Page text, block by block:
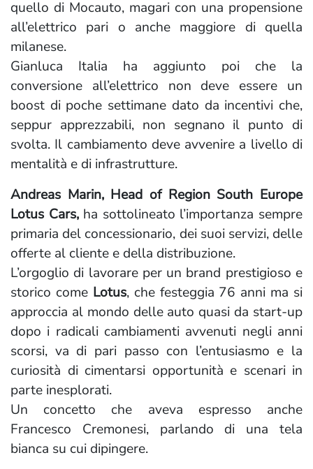
quello di Mocauto, magari con una propensione
all’elettrico pari o anche maggiore di quella
milanese.
Gianluca Italia ha aggiunto poi che la
conversione all’elettrico non deve essere un
boost di poche settimane dato da incentivi che,
seppur apprezzabili, non segnano il punto di
svolta. Il cambiamento deve avvenire a livello di
mentalità e di infrastrutture.
Andreas Marin, Head of Region South Europe
Lotus Cars,ha sottolineato l’importanza sempre
primaria del concessionario, dei suoi servizi, delle
offerte al cliente e della distribuzione.
L’orgoglio di lavorare per un brand prestigioso e
storico come Lotus, che festeggia 76 anni ma si
approccia al mondo delle auto quasi da start-up
dopo i radicali cambiamenti avvenuti negli anni
scorsi, va di pari passo con l’entusiasmo e la
curiosità di cimentarsi opportunità e scenari in
parte inesplorati.
Un concetto che aveva espresso anche
Francesco Cremonesi, parlando di una tela
bianca su cui dipingere.